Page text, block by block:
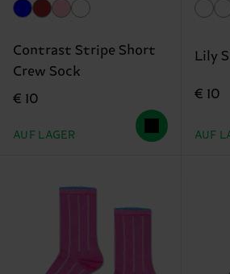
Contrast Stripe Short
Crew Sock
€ 10
AUF LAGER
Lily
€ 10
AUF